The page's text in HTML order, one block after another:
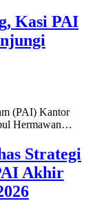
Kasi PAI
(PAI) Kantor
Hermawan…
Strategi
Akhir